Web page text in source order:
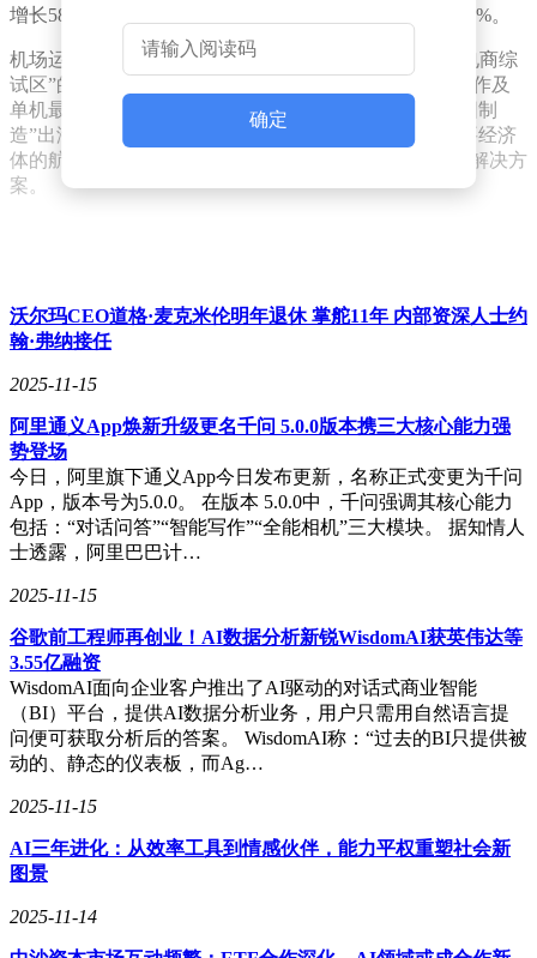
增长58%，其中国际货邮吞吐量达36万吨，增幅高达138%。
机场运营负责人表示，通过构建“109条货运航线+跨境电商综
试区”的立体化发展格局，叠加B型保税物流中心高效运作及
单机最快15分钟通关等优势，花湖机场正着力打造“中国制
造”出海的高速通道。目前，该机场已形成覆盖全球主要经济
体的航空货运网络，为国内外企业提供高效便捷的物流解决方
案。
确定
沃尔玛CEO道格·麦克米伦明年退休 掌舵11年 内部资深人士约
翰·弗纳接任
2025-11-15
阿里通义App焕新升级更名千问 5.0.0版本携三大核心能力强
势登场
今日，阿里旗下通义App今日发布更新，名称正式变更为千问
App，版本号为5.0.0。 在版本 5.0.0中，千问强调其核心能力
包括：“对话问答”“智能写作”“全能相机”三大模块。 据知情人
士透露，阿里巴巴计…
2025-11-15
谷歌前工程师再创业！AI数据分析新锐WisdomAI获英伟达等
3.55亿融资
WisdomAI面向企业客户推出了AI驱动的对话式商业智能
（BI）平台，提供AI数据分析业务，用户只需用自然语言提
问便可获取分析后的答案。 WisdomAI称：“过去的BI只提供被
动的、静态的仪表板，而Ag…
2025-11-15
AI三年进化：从效率工具到情感伙伴，能力平权重塑社会新
图景
2025-11-14